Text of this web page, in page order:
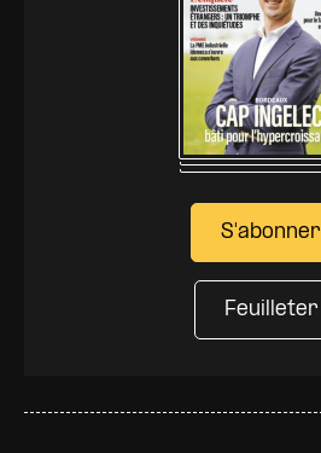
S'abonner
Feuilleter